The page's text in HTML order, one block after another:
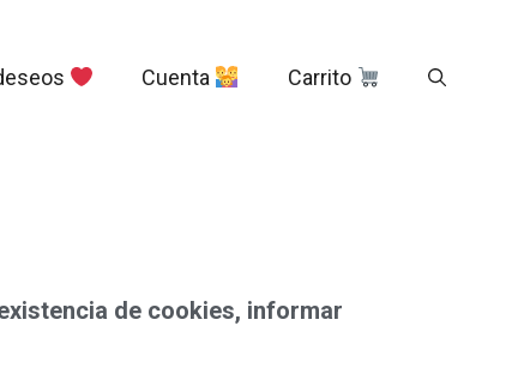
Cuenta Carrito
de cookies, informar